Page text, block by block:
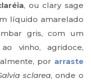
, ou clary sage
líquido amarelado
gris, com um
vinho, agridoce,
por arraste
sclarea, onde o